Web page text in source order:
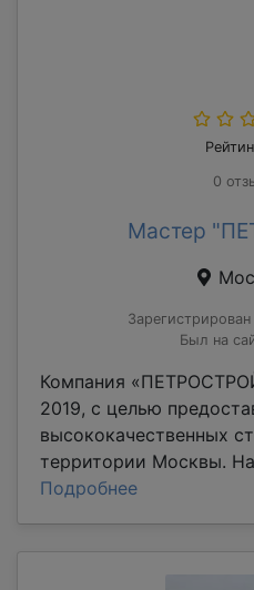
0
Мастер
Был на
Компания
2019, с целью
высококачественных
территории Москвы.
Подробнее